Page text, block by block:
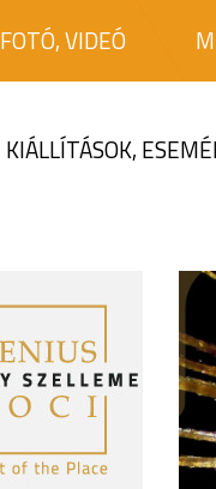
FOTÓ, VIDEÓ
KIÁLLÍTÁSOK,